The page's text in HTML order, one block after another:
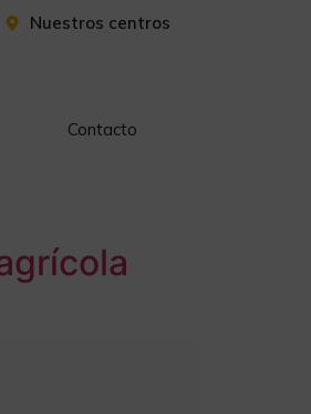
Nuestros centros
Contacto